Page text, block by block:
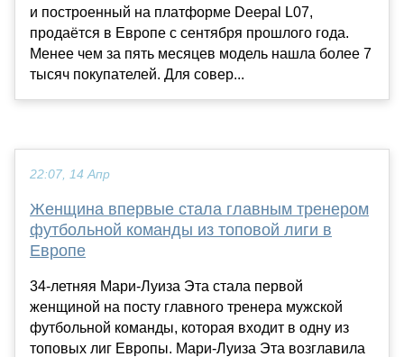
и построенный на платформе Deepal L07,
продаётся в Европе с сентября прошлого года.
Менее чем за пять месяцев модель нашла более 7
тысяч покупателей. Для совер...
22:07, 14 Апр
Женщина впервые стала главным тренером
футбольной команды из топовой лиги в
Европе
34-летняя Мари-Луиза Эта стала первой
женщиной на посту главного тренера мужской
футбольной команды, которая входит в одну из
топовых лиг Европы. Мари-Луиза Эта возглавила